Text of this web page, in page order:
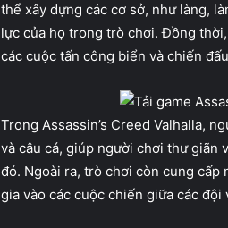
thể xây dựng các cơ sở, như làng,
lực của họ trong trò chơi. Đồng
các cuộc tấn công biển và chiến
Trong Assassin’s Creed Valhalla,
và câu cá, giúp người chơi thư giãn
đó. Ngoài ra, trò chơi còn cung
gia vào các cuộc chiến giữa các